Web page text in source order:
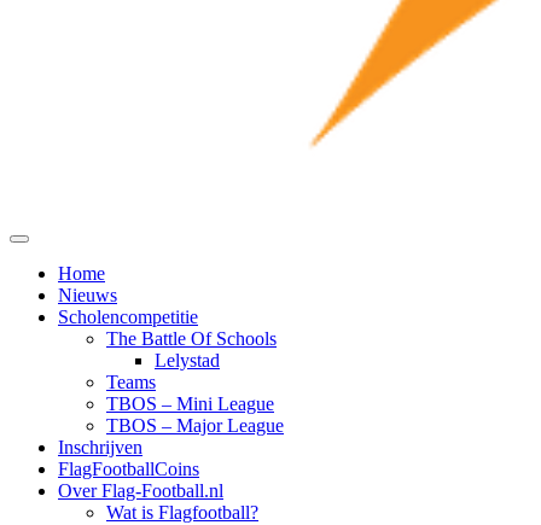
Home
Nieuws
Scholencompetitie
The Battle Of Schools
Lelystad
Teams
TBOS – Mini League
TBOS – Major League
Inschrijven
FlagFootballCoins
Over Flag-Football.nl
Wat is Flagfootball?